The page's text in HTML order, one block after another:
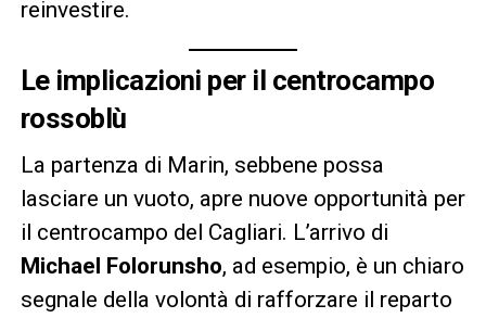
reinvestire.
Le implicazioni per il centrocampo
rossoblù
La partenza di Marin, sebbene possa
lasciare un vuoto, apre nuove opportunità per
il centrocampo del Cagliari. L’arrivo di
Michael Folorunsho, ad esempio, è un chiaro
segnale della volontà di rafforzare il reparto